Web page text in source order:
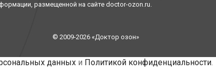
размещенной на сайте doctor-ozon.ru.
© 2009-2026 «Доктор озон»
данных и Политикой конфиденциальности.